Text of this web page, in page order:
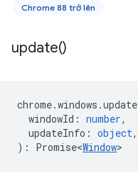
Chrome 88 trở lên
update()
chrome.windows .update
windowId : number,
updateInfo : object,
) : Promise<Window>